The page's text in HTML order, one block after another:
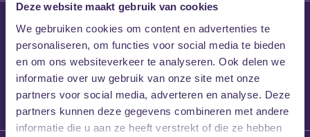
Deze website maakt gebruik van cookies
We gebruiken cookies om content en advertenties te
personaliseren, om functies voor social media te bieden
en om ons websiteverkeer te analyseren. Ook delen we
informatie over uw gebruik van onze site met onze
partners voor social media, adverteren en analyse. Deze
partners kunnen deze gegevens combineren met andere
informatie die u aan ze heeft verstrekt of die ze hebben
27 maart 2026
Willem’s Blog:
Frans Kalf